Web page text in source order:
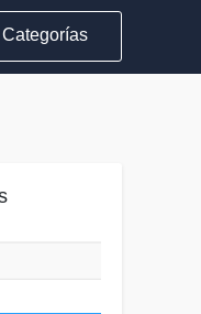
Categorías